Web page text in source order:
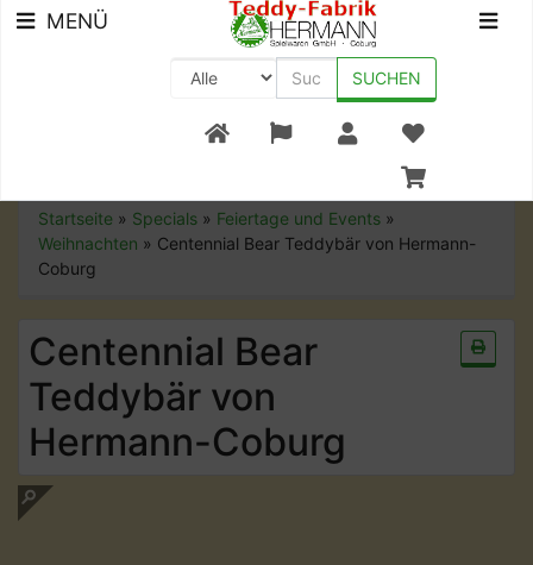
+49 (0) 9561-8590-0
MENÜ
SUCHEN
Startseite » Specials » Feiertage und Events »
Weihnachten » Centennial Bear Teddybär von Hermann-
Coburg
Centennial Bear
Teddybär von
Hermann-Coburg